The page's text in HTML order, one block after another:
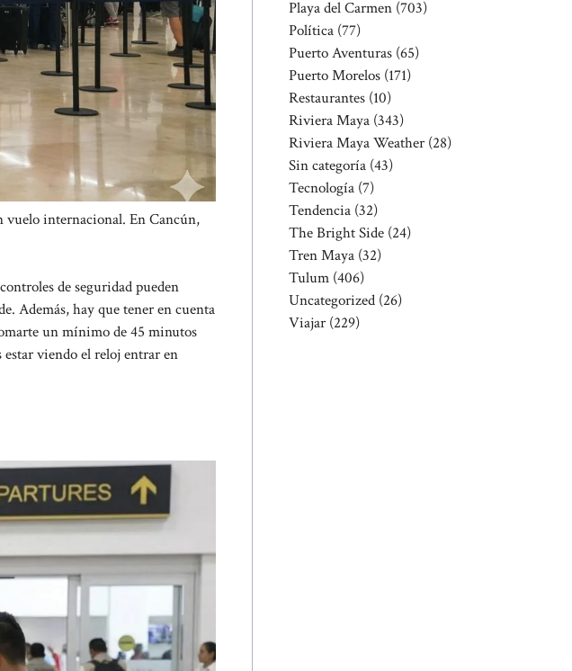
vuelo internacional. En Cancún,
de seguridad pueden
Además, hay que tener en cuenta
un mínimo de 45 minutos
viendo el reloj entrar en
Playa del Carmen (703)
Política (77)
Puerto Aventuras (65)
Puerto Morelos (171)
Restaurantes (10)
Riviera Maya (343)
Riviera Maya Weather (28)
Sin categoría (43)
Tecnología (7)
Tendencia (32)
The Bright Side (24)
Tren Maya (32)
Tulum (406)
Uncategorized (26)
Viajar (229)